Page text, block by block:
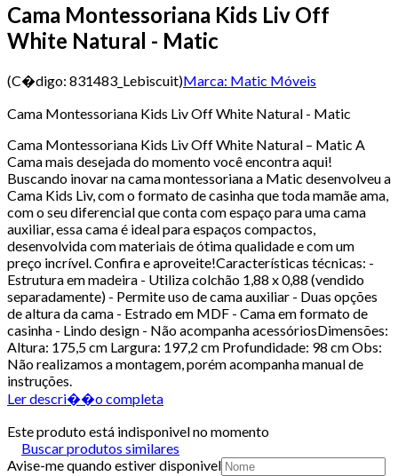
Cama Montessoriana Kids Liv Off
White Natural - Matic
(C�digo: 831483_Lebiscuit)Marca: Matic Móveis
Cama Montessoriana Kids Liv Off White Natural - Matic
Cama Montessoriana Kids Liv Off White Natural – Matic A
Cama mais desejada do momento você encontra aqui!
Buscando inovar na cama montessoriana a Matic desenvolveu a
Cama Kids Liv, com o formato de casinha que toda mamãe ama,
com o seu diferencial que conta com espaço para uma cama
auxiliar, essa cama é ideal para espaços compactos,
desenvolvida com materiais de ótima qualidade e com um
preço incrível. Confira e aproveite!Características técnicas: -
Estrutura em madeira - Utiliza colchão 1,88 x 0,88 (vendido
separadamente) - Permite uso de cama auxiliar - Duas opções
de altura da cama - Estrado em MDF - Cama em formato de
casinha - Lindo design - Não acompanha acessóriosDimensões:
Altura: 175,5 cm Largura: 197,2 cm Profundidade: 98 cm Obs:
Não realizamos a montagem, porém acompanha manual de
instruções.
Ler descri��o completa
Este produto está indisponivel no momento
Buscar produtos similares
Avise-me quando estiver disponivel